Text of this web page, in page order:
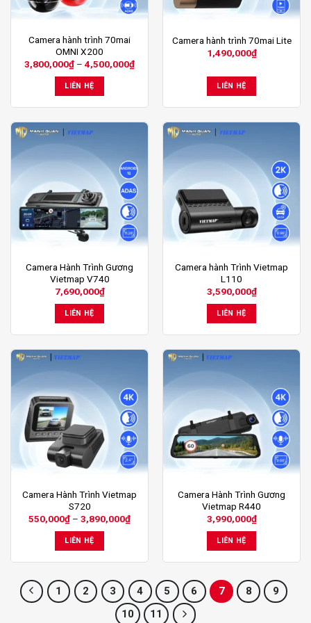
sản
phẩm
trên
sản
Camera hành trình 70mai
OMNI X200
3,800,000₫ – 4,500,000₫Khoảng
4,500,000₫
LIÊN HỆ
Sản
này
thể.
Các
tùy
chọn
thể
được
chọn
trên
sản
Camera hành trình 70mai Lite
1,490,000₫
LIÊN HỆ
Camera Hành Trình Gương
Vietmap V740
7,690,000₫
LIÊN HỆ
Camera hành Trình Vietmap
L110
3,590,000₫
LIÊN HỆ
Camera Hành Trình Vietmap
S720
550,000₫ – 3,890,000₫Khoảng
3,890,000₫
LIÊN HỆ
Sản
này
thể.
Các
Camera Hành Trình Gương
Vietmap R440
3,990,000₫
LIÊN HỆ
1 2 3 4 5 6 7 8
9
10
11